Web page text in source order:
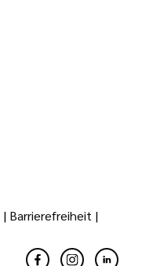
| Barrierefreiheit |